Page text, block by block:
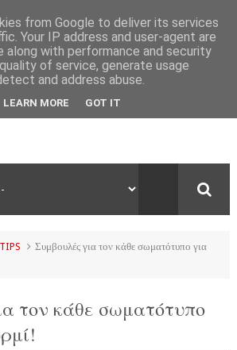
TIPS
Συμβουλές για τον κάθε σωματότυπο για
τον κάθε σωματότυπο
from Google to deliver its services
Your IP address and user-agent are
along with performance and security
of service, generate usage
and address abuse.
LEARN MORE GOT IT